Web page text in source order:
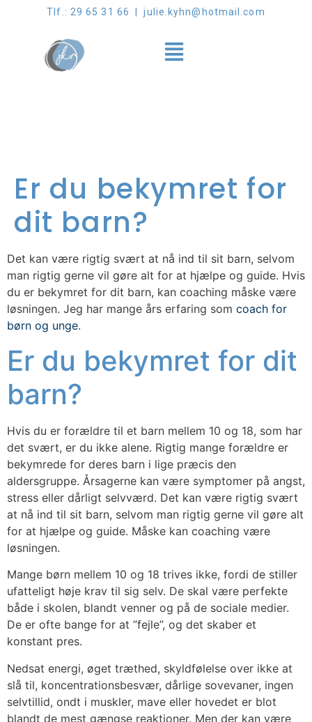
Tlf.: 29 65 31 66 | julie.kyhn@hotmail.com
Er du bekymret for
dit barn?
Det kan være rigtig svært at nå ind til sit barn, selvom
man rigtig gerne vil gøre alt for at hjælpe og guide. Hvis
du er bekymret for dit barn, kan coaching måske være
løsningen. Jeg har mange års erfaring som coach for
børn og unge.
Er du bekymret for dit
barn?
Hvis du er forældre til et barn mellem 10 og 18, som har
det svært, er du ikke alene. Rigtig mange forældre er
bekymrede for deres barn i lige præcis den
aldersgruppe. Årsagerne kan være symptomer på angst,
stress eller dårligt selvværd. Det kan være rigtig svært
at nå ind til sit barn, selvom man rigtig gerne vil gøre alt
for at hjælpe og guide. Måske kan coaching være
løsningen.
Mange børn mellem 10 og 18 trives ikke, fordi de stiller
ufatteligt høje krav til sig selv. De skal være perfekte
både i skolen, blandt venner og på de sociale medier.
De er ofte bange for at ”fejle”, og det skaber et
konstant pres.
Nedsat energi, øget træthed, skyldfølelse over ikke at
slå til, koncentrationsbesvær, dårlige sovevaner, ingen
selvtillid, ondt i muskler, mave eller hovedet er blot
blandt de mest gængse reaktioner. Men der kan være